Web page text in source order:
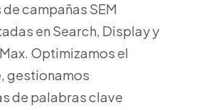
campañas SEM
en Search, Display y
Optimizamos el
gestionamos
de palabras clave